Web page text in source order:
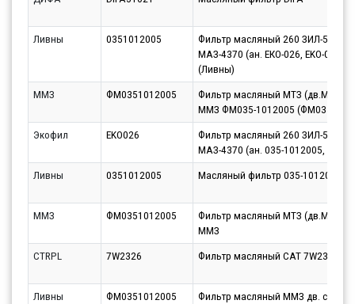
Ливны 0351012005
Фильтр масляный 260 ЗИЛ-5301,
МАЗ-4370 (ан. ЕКО-026, EKO-02.26)
(Ливны)
ММЗ
ФМ0351012005
Фильтр масляный МТЗ (дв.ММЗ-
ММЗ ФМ035-1012005 (ФМ035-
Экофил
EKO026
Фильтр масляный 260 ЗИЛ-5301,
МАЗ-4370 (ан. 035-1012005, EKO-
Ливны
0351012005 Масляный фильтр 035-1012005
ММЗ ФМ0351012005
Фильтр масляный МТЗ (дв.ММЗ-
ММЗ
CTRPL
7W2326 Фильтр масляный CAT 7W2326
Ливны ФМ0351012005
Фильтр масляный ММЗ дв. серии